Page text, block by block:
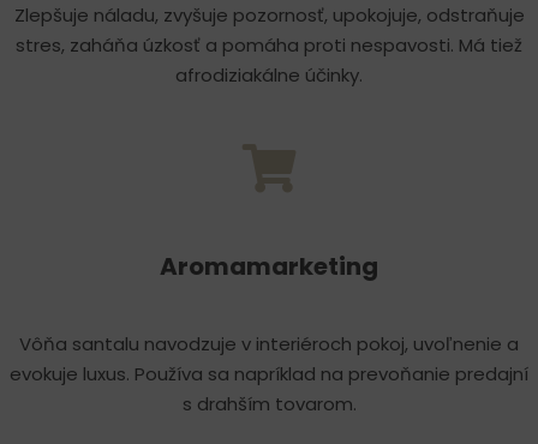
Zlepšuje náladu, zvyšuje pozornosť, upokojuje, odstraňuje
stres, zaháňa úzkosť a pomáha proti nespavosti. Má tiež
afrodiziakálne účinky.
Aromamarketing
Vôňa santalu navodzuje v interiéroch pokoj, uvoľnenie a
evokuje luxus. Používa sa napríklad na prevoňanie predajní
s drahším tovarom.